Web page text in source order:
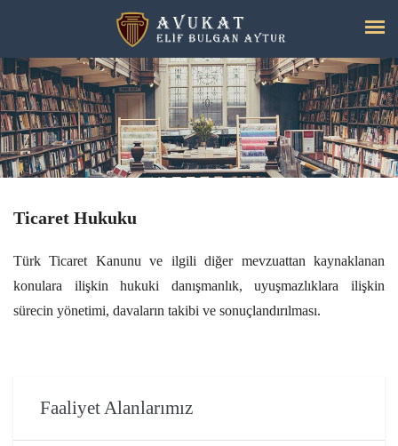
Ticaret Hukuku
Türk Ticaret Kanunu ve ilgili diğer mevzuattan kaynaklanan
konulara ilişkin hukuki danışmanlık, uyuşmazlıklara ilişkin
sürecin yönetimi, davaların takibi ve sonuçlandırılması.
Faaliyet Alanlarımız